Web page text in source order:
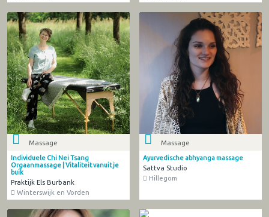
Massage
Individuele Chi Nei Tsang
Orgaanmassage | Vitaliteit vanuit je
buik
Praktijk Els Burbank
Winterswijk en Vorden
Massage
Ayurvedische abhyanga massage
Sattva Studio
Hillegom